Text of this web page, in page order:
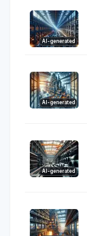
AI-generated
AI-generated
AI-generated